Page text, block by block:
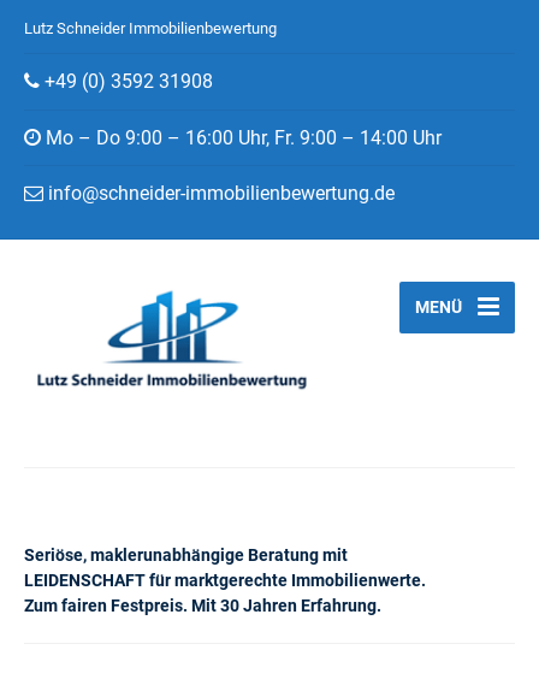
Lutz Schneider Immobilienbewertung
+49 (0) 3592 31908
Mo – Do 9:00 – 16:00 Uhr, Fr. 9:00 – 14:00 Uhr
info@schneider-immobilienbewertung.de
Seriöse, maklerunabhängige Beratung mit
LEIDENSCHAFT für marktgerechte Immobilienwerte.
Zum fairen Festpreis. Mit 30 Jahren Erfahrung.
MENÜ